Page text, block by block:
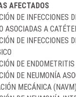
AFECTADOS
DE INFECCIONES
ASOCIADAS A
DE INFECCIONES
DE
DE NEUMONÍA
MECÁNICA (NAVM)